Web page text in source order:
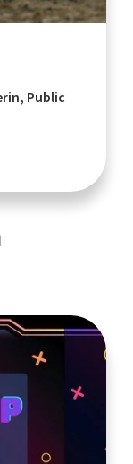
Public